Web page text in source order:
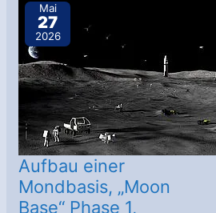
Mai
27
2026
Aufbau einer
Mondbasis, „Moon
Base“ Phase 1,